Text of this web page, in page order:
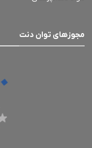
مجوزهای توان دنت